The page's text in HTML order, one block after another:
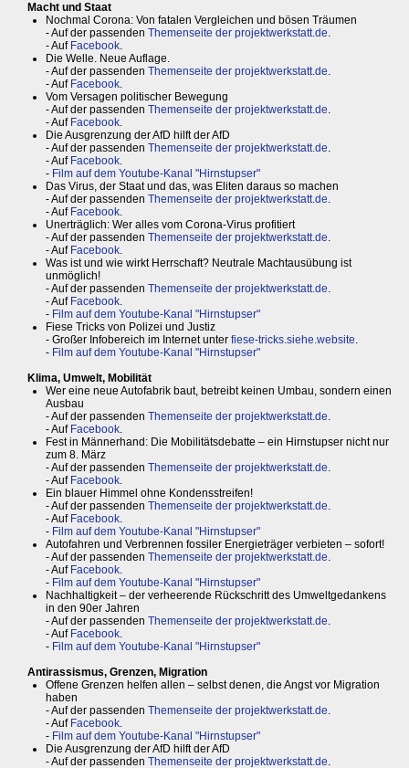
Macht und Staat
Nochmal Corona: Von fatalen Vergleichen und bösen Träumen
- Auf der passenden Themenseite der projektwerkstatt.de.
- Auf Facebook.
Die Welle. Neue Auflage.
- Auf der passenden Themenseite der projektwerkstatt.de.
- Auf Facebook.
Vom Versagen politischer Bewegung
- Auf der passenden Themenseite der projektwerkstatt.de.
- Auf Facebook.
Die Ausgrenzung der AfD hilft der AfD
- Auf der passenden Themenseite der projektwerkstatt.de.
- Auf Facebook.
- Film auf dem Youtube-Kanal "Hirnstupser"
Das Virus, der Staat und das, was Eliten daraus so machen
- Auf der passenden Themenseite der projektwerkstatt.de.
- Auf Facebook.
Unerträglich: Wer alles vom Corona-Virus profitiert
- Auf der passenden Themenseite der projektwerkstatt.de.
- Auf Facebook.
Was ist und wie wirkt Herrschaft? Neutrale Machtausübung ist
unmöglich!
- Auf der passenden Themenseite der projektwerkstatt.de.
- Auf Facebook.
- Film auf dem Youtube-Kanal "Hirnstupser"
Fiese Tricks von Polizei und Justiz
- Großer Infobereich im Internet unter fiese-tricks.siehe.website.
- Film auf dem Youtube-Kanal "Hirnstupser"
Klima, Umwelt, Mobilität
Wer eine neue Autofabrik baut, betreibt keinen Umbau, sondern einen
Ausbau
- Auf der passenden Themenseite der projektwerkstatt.de.
- Auf Facebook.
Fest in Männerhand: Die Mobilitätsdebatte – ein Hirnstupser nicht nur
zum 8. März
- Auf der passenden Themenseite der projektwerkstatt.de.
- Auf Facebook.
Ein blauer Himmel ohne Kondensstreifen!
- Auf der passenden Themenseite der projektwerkstatt.de.
- Auf Facebook.
- Film auf dem Youtube-Kanal "Hirnstupser"
Autofahren und Verbrennen fossiler Energieträger verbieten – sofort!
- Auf der passenden Themenseite der projektwerkstatt.de.
- Auf Facebook.
- Film auf dem Youtube-Kanal "Hirnstupser"
Nachhaltigkeit – der verheerende Rückschritt des Umweltgedankens
in den 90er Jahren
- Auf der passenden Themenseite der projektwerkstatt.de.
- Auf Facebook.
- Film auf dem Youtube-Kanal "Hirnstupser"
Antirassismus, Grenzen, Migration
Offene Grenzen helfen allen – selbst denen, die Angst vor Migration
haben
- Auf der passenden Themenseite der projektwerkstatt.de.
- Auf Facebook.
- Film auf dem Youtube-Kanal "Hirnstupser"
Die Ausgrenzung der AfD hilft der AfD
- Auf der passenden Themenseite der projektwerkstatt.de.